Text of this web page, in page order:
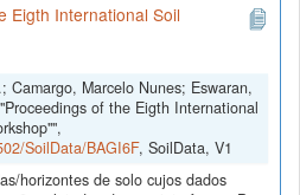
Eigth International Soil
Camargo, Marcelo Nunes; Eswaran,
of the Eigth International
SoilData/BAGI6F, SoilData, V1
horizontes de solo cujos dados